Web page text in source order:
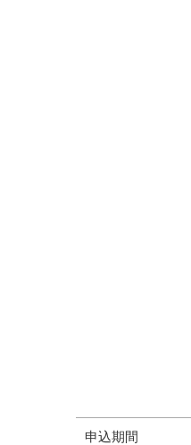
申込期間